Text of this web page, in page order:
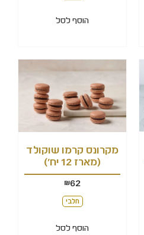
הוסף לסל
מקרונס קרמו שוקולד
(מארז 12 יח')
62
₪
חלבי
הוסף לסל